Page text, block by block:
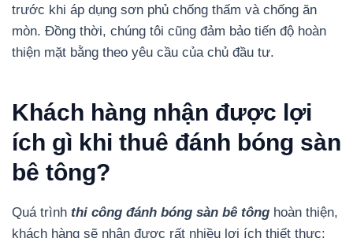
trước khi áp dụng sơn phủ chống thấm và chống ăn
mòn. Đồng thời, chúng tôi cũng đảm bảo tiến độ hoàn
thiện mặt bằng theo yêu cầu của chủ đầu tư.
Khách hàng nhận được lợi
ích gì khi thuê đánh bóng sàn
bê tông?
Quá trình thi công đánh bóng sàn bê tông hoàn thiện,
khách hàng sẽ nhận được rất nhiều lợi ích thiết thực: